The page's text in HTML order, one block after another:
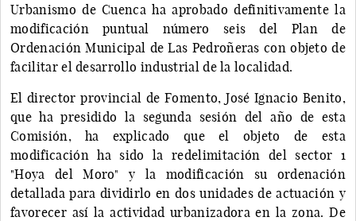
Urbanismo de Cuenca ha aprobado definitivamente la
modificación puntual número seis del Plan de
Ordenación Municipal de Las Pedroñeras con objeto de
facilitar el desarrollo industrial de la localidad.
El director provincial de Fomento, José Ignacio Benito,
que ha presidido la segunda sesión del año de esta
Comisión, ha explicado que el objeto de esta
modificación ha sido la redelimitación del sector 1
"Hoya del Moro" y la modificación su ordenación
detallada para dividirlo en dos unidades de actuación y
favorecer así la actividad urbanizadora en la zona. De